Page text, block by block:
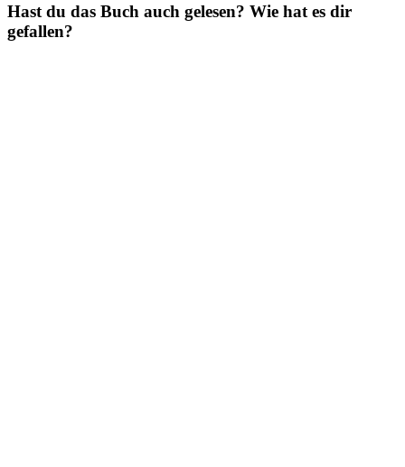
Hast du das Buch auch gelesen? Wie hat es dir
gefallen?